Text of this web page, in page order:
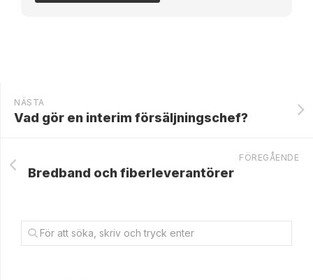
NÄSTA
Vad gör en interim försäljningschef?
FÖREGÅENDE
Bredband och fiberleverantörer